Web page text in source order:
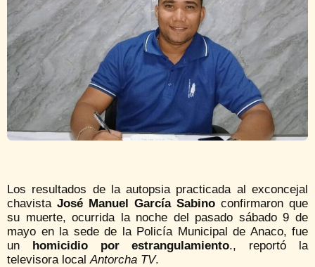
Los resultados de la autopsia practicada al exconcejal
chavista José Manuel García Sabino confirmaron que
su muerte, ocurrida la noche del pasado sábado 9 de
mayo en la sede de la Policía Municipal de Anaco, fue
un homicidio por estrangulamiento., reportó la
televisora local Antorcha TV.